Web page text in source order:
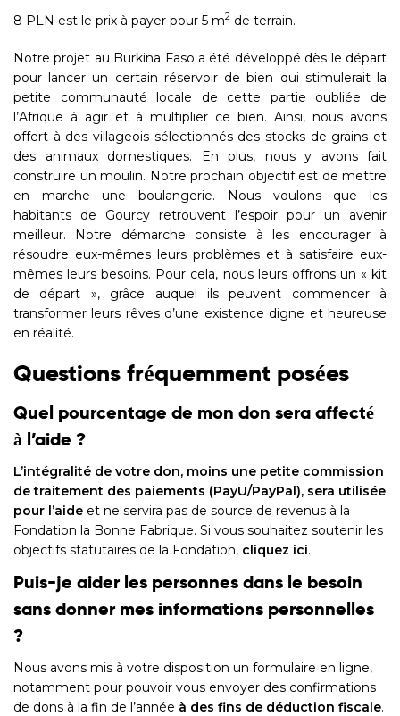
8 PLN est le prix à payer pour 5 m2 de terrain.
Notre projet au Burkina Faso a été développé dès le départ
pour lancer un certain réservoir de bien qui stimulerait la
petite communauté locale de cette partie oubliée de
l’Afrique à agir et à multiplier ce bien. Ainsi, nous avons
offert à des villageois sélectionnés des stocks de grains et
des animaux domestiques. En plus, nous y avons fait
construire un moulin. Notre prochain objectif est de mettre
en marche une boulangerie. Nous voulons que les
habitants de Gourcy retrouvent l’espoir pour un avenir
meilleur. Notre démarche consiste à les encourager à
résoudre eux-mêmes leurs problèmes et à satisfaire eux-
mêmes leurs besoins. Pour cela, nous leurs offrons un « kit
de départ », grâce auquel ils peuvent commencer à
transformer leurs rêves d’une existence digne et heureuse
en réalité.
Questions fréquemment posées
Quel pourcentage de mon don sera affecté
à l’aide ?
L’intégralité de votre don, moins une petite commission
de traitement des paiements (PayU/PayPal), sera utilisée
pour l’aide et ne servira pas de source de revenus à la
Fondation la Bonne Fabrique. Si vous souhaitez soutenir les
objectifs statutaires de la Fondation, cliquez ici.
Puis-je aider les personnes dans le besoin
sans donner mes informations personnelles
?
Nous avons mis à votre disposition un formulaire en ligne,
notamment pour pouvoir vous envoyer des confirmations
de dons à la fin de l’année à des fins de déduction fiscale.